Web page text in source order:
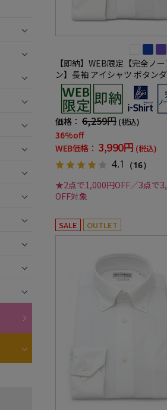
【即納】WEB限定【完全ノ
ン】長袖 アイシャツ ボタン
ストレッチ ガルゼ柄 i-shirt
ャツ 通年
価格： 6,259円 (税込)
36%off
WEB価格： 3,990円 (税込)
4.1 （16）
★2点で1,000円OFF／3点で
OFF対象
SALE OUTLET